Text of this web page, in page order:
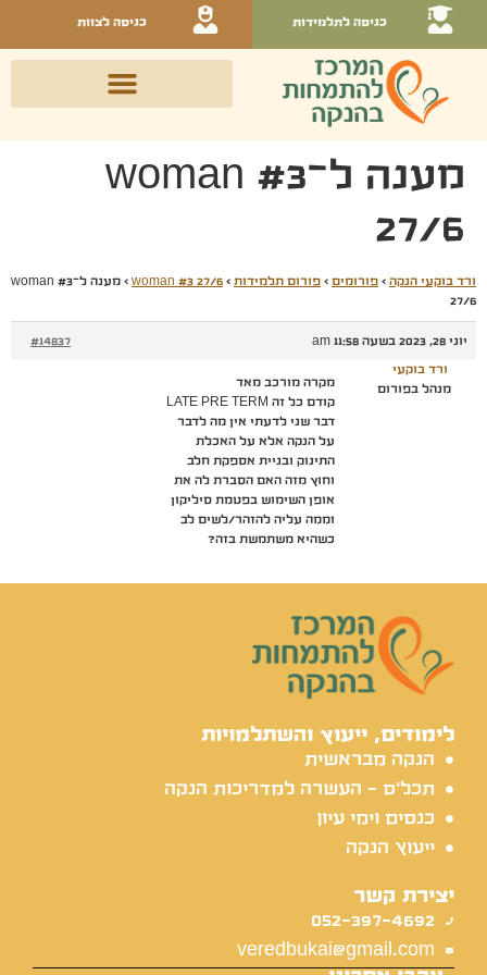
כניסה לתלמידות כניסה לצוות
מענה ל־woman #3
27/6
ורד בוקעי הנקה › פורומים › פורום תלמידות ›
woman #3 27/6
›
מענה ל־woman #3
27/6
יוני 28, 2023 בשעה 11:58 am #14837
ורד בוקעי
מנהל בפורום
מקרה מורכב מאד
קודם כל זה LATE PRE TERM
דבר שני לדעתי אין מה לדבר
על הנקה אלא על האכלת
התינוק ובניית אספקת חלב
וחוץ מזה האם הסברת לה את
אופן השימוש בפטמת סיליקון
וממה עליה להזהר/לשים לב
כשהיא משתמשת בזה?
לימודים, ייעוץ והשתלמויות
הנקה מבראשית
תכל'ס - העשרה למדריכות הנקה
כנסים וימי עיון
ייעוץ הנקה
יצירת קשר
052-397-4692
veredbukai@gmail.com